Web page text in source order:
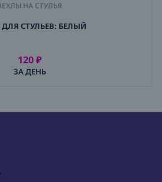
НА СТУЛЬЯ
СТУЛЬЕВ: БЕЛЫЙ
120 ₽
ЗА ДЕНЬ
АРЕНДОВАТЬ